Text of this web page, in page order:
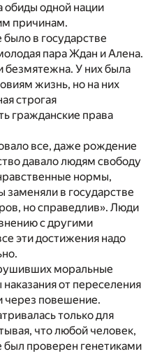
обиды одной нации
причинам.
в государстве
пара Ждан и Алена.
безмятежна. У них была
жизнь, но на них
строгая
гражданские права
все, даже рождение
давало людям свободу
нормы,
в государстве
но справедлив». Люди
с другими
эти достижения надо
моральные
от переселения
через повешение.
только для
что любой человек,
проверен генетиками